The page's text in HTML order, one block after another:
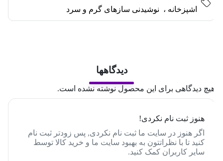
اشپزخانه ، نوشیدنی سازهای گرم و سرد
دیدگاهها
دیدگاهی برای این محصول نوشته نشده است.
هنوز ثبت نام نکردی!
اگر هنوز در سایت ما ثبت نام نکردی, پس زودتر ثبت نام
کنید تا با نظراتتون به بهبود سایت ما و خرید کالا توسط
سایر کاربران کمک کنید.